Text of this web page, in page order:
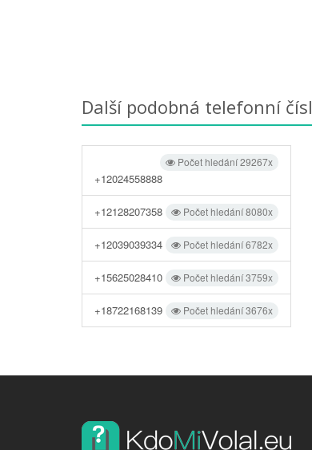
Další podobná telefonní
Počet hledání 29267x
+12024558888
Počet hledání 8080x
+12128207358
Počet hledání 6782x
+12039039334
Počet hledání 3759x
+15625028410
Počet hledání 3676x
+18722168139